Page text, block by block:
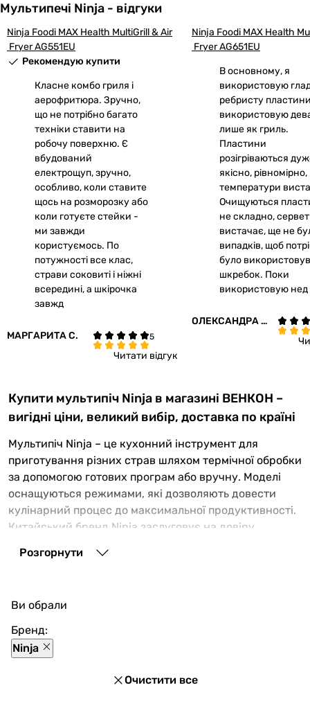
Купити мультипіч Ninja в магазині ВЕНКОН –
вигідні ціни, великий вибір, доставка по країні
Мультипіч Ninja – це кухонний інструмент для
приготування різних страв шляхом термічної обробки
за допомогою готових програм або вручну. Моделі
оснащуються режимами, які дозволяють довести
кулінарний процес до максимальної продуктивності.
Китайський бренд Ninja заслуговує на довіру
співвідношенню між ціною і характеристиками,
рекомендуються для домашніх кухонь, особливо в
тих випадках, коли потрібно заощадити час на
готування і спростити цей процес.
Розгорнути
Мультипечі Ninja - відгуки
Ninja Foodi MAX Health MultiGrill & Air
Fryer AG551EU
Рекомендую купити
Класне комбо гриля і
аерофритюра. Зручно,
що не потрібно багато
техніки ставити на
робочу поверхню. Є
вбудований
електрощуп, зручно,
особливо, коли ставите
щось на розморозку або
коли готуєте стейки -
ми завжди
користуємось. По
потужності все клас,
страви соковиті і ніжні
всередині, а шкірочка
завжд
Читати відгук
Ninja Foodi MAX Health
Fryer AG651EU
В основному, я
використовую
ребристу
використовую
лише як гриль.
Пластини
розігріваються
якісно, рівномірно,
температури
Очищуються
не складно,
вистачає, ще не
випадків, щоб
було
шкребок. Поки
використовую нед
ОЛЕКСАНДРА Ш
Ви обрали
Бренд:
Ninja
Очистити все